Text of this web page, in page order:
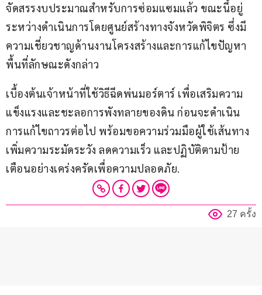
จัดสรรงบประมาณสำหรับการซ่อมแซมแล้ว ขณะนี้อยู่
ระหว่างดำเนินการโดยศูนย์สร้างทางจังหวัดพิจิตร ซึ่งมี
ความเชี่ยวชาญด้านงานโครงสร้างและการแก้ไขปัญหา
พื้นที่ลักษณะดังกล่าว
เบื้องต้นเจ้าหน้าที่ใช้วิธีฉีดพ่นมอร์ตาร์ เพื่อเสริมความ
แข็งแรงและชะลอการพังทลายของดิน ก่อนจะดำเนิน
การแก้ไขถาวรต่อไป พร้อมขอความร่วมมือผู้ใช้เส้นทาง
เพิ่มความระมัดระวัง ลดความเร็ว และปฏิบัติตามป้าย
เตือนอย่างเคร่งครัดเพื่อความปลอดภัย.
27 ครั้ง